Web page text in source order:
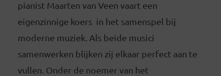
pianist Maarten van Veen vaart een
eigenzinnige koers in het samenspel bij
moderne muziek. Als beide musici
samenwerken blijken zij elkaar perfect aan te
vullen. Onder de noemer van het